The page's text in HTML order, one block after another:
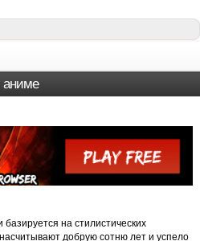
аниме
на стилистических
добрую сотню лет и успело